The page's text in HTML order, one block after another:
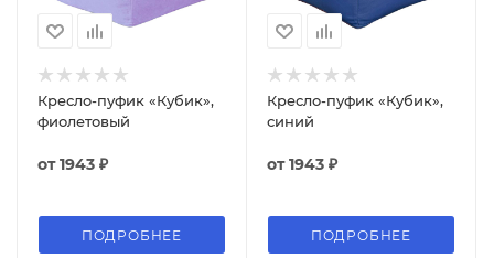
Кресло-пуфик «Кубик»,
фиолетовый
от1943 ₽
ПОДРОБНЕЕ
Кресло-пуфик «Кубик»,
синий
от1943 ₽
ПОДРОБНЕЕ